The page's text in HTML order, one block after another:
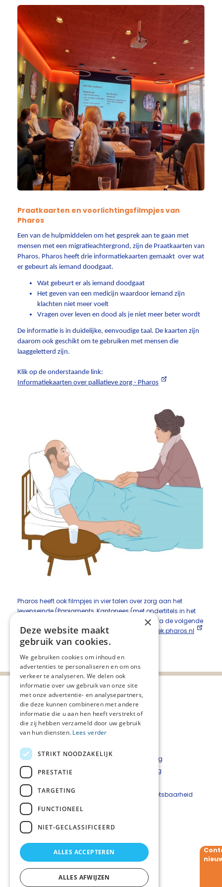
Praatkaarten en voorlichtingsfilmpjes van
Pharos
Een van de hulpmiddelen om het gesprek aan te gaan met
mensen met een migratieachtergrond, zijn de Praatkaarten van
Pharos. Pharos heeft drie informatiekaarten gemaakt over wat
er gebeurt als iemand doodgaat.
Wat gebeurt er als iemand doodgaat
Het geven van een medicijn waardoor iemand zijn
klachten niet meer voelt
Vragen over leven en dood als je niet meer beter wordt
De informatie is in duidelijke, eenvoudige taal. De kaarten zijn
daarom ook geschikt om te gebruiken met mensen die
laaggeletterd zijn.
Klik op de onderstaande link:
Informatiekaarten over palliatieve zorg - Pharos
Pharos heeft ook filmpjes in vier talen over zorg aan het
levenseinde (Papiaments, Kantonees (met ondertitels in het
Mandarijn), Turks en Marokkaans-Arabisch). Via de volgende
link zijn deze filmpjes te vinden:
https://ingesprek.pharos.nl
Deel deze pagina:
Privacyverklaring
Cookieverklaring
Beveiligingskwetsbaarheid
Contact
Willemien Schep
06 - 10 288 650
×
Deze website maakt
gebruik van cookies.
We gebruiken cookies om inhoud en
advertenties te personaliseren en om ons
verkeer te analyseren. We delen ook
informatie over uw gebruik van onze site
met onze advertentie- en analysepartners,
die deze kunnen combineren met andere
informatie die u aan hen heeft verstrekt of
die zij hebben verzameld door uw gebruik
van hun diensten. Lees verder
STRIKT NOODZAKELIJK
PRESTATIE
TARGETING
FUNCTIONEEL
NIET-GECLASSIFICEERD
ALLES ACCEPTEREN
ALLES AFWIJZEN